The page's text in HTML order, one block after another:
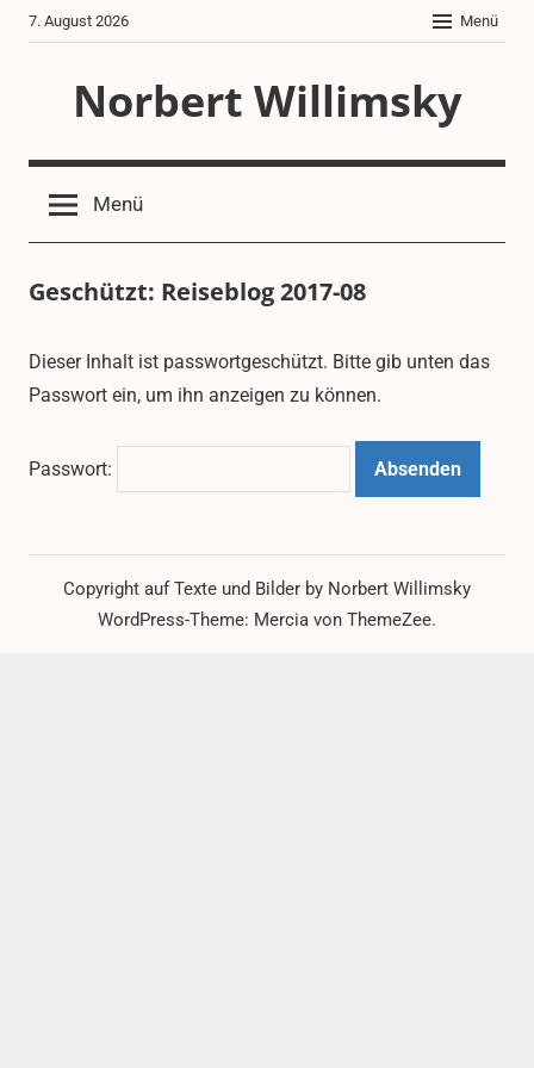
Zum
Inhalt
7. August 2026 Menü
Norbert Willimsky
Menü
Geschützt: Reiseblog 2017-08
8.
September
aeffle63
Reiseblogs
Dieser Inhalt ist passwortgeschützt. Bitte gib unten das
Passwort ein, um ihn anzeigen zu können.
Passwort:
Copyright auf Texte und Bilder by Norbert Willimsky
WordPress-Theme: Mercia von ThemeZee.